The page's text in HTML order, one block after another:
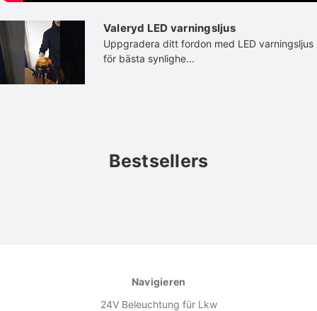
Valeryd LED varningsljus
Uppgradera ditt fordon med LED varningsljus
för bästa synlighe...
Bestsellers
Navigieren
24V Beleuchtung für Lkw